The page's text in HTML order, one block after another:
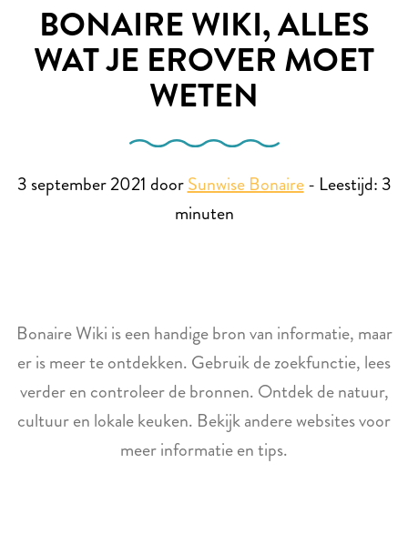
BONAIRE WIKI, ALLES
WAT JE EROVER MOET
WETEN
3 september 2021 doorSunwise Bonaire- Leestijd: 3
minuten
Bonaire Wiki is een handige bron van informatie, maar
er is meer te ontdekken. Gebruik de zoekfunctie, lees
verder en controleer de bronnen. Ontdek de natuur,
cultuur en lokale keuken. Bekijk andere websites voor
meer informatie en tips.